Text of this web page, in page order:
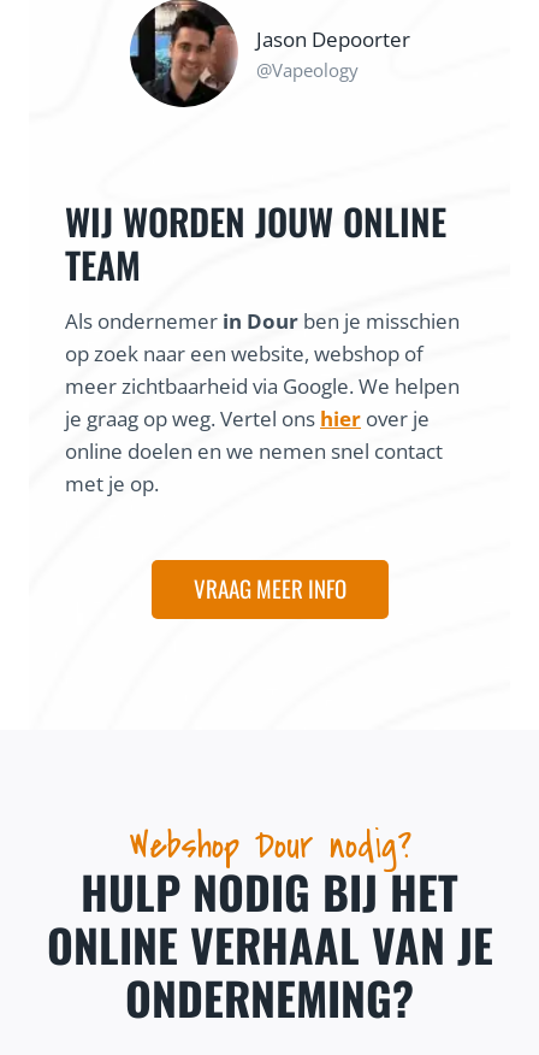
Jason Depoorter
@Vapeology
WIJ WORDEN JOUW ONLINE
TEAM
Als ondernemer in Dour ben je misschien
op zoek naar een website, webshop of
meer zichtbaarheid via Google. We helpen
je graag op weg. Vertel ons hier over je
online doelen en we nemen snel contact
met je op.
VRAAG MEER INFO
Webshop Dour nodig?
HULP NODIG BIJ HET
ONLINE VERHAAL VAN JE
ONDERNEMING?